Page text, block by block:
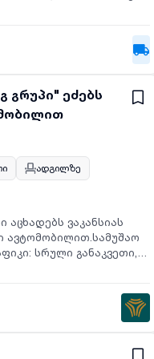
for the position of driver-
о вакансии водителя-
გრუპი" ეძებს
ადგილზე
აცხადებს ვაკანსიას
ავტომობილით.სამუშაო
სრული განაკვეთი,
1,800
და
და მცირე